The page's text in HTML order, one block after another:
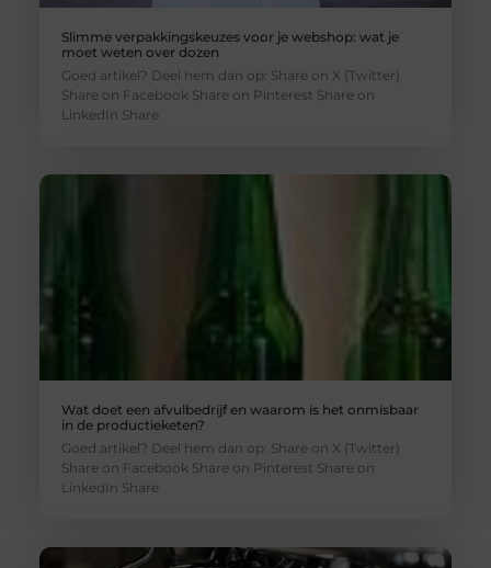
Slimme verpakkingskeuzes voor je webshop: wat je
moet weten over dozen
Goed artikel? Deel hem dan op: Share on X (Twitter)
Share on Facebook Share on Pinterest Share on
LinkedIn Share
Wat doet een afvulbedrijf en waarom is het onmisbaar
in de productieketen?
Goed artikel? Deel hem dan op: Share on X (Twitter)
Share on Facebook Share on Pinterest Share on
LinkedIn Share